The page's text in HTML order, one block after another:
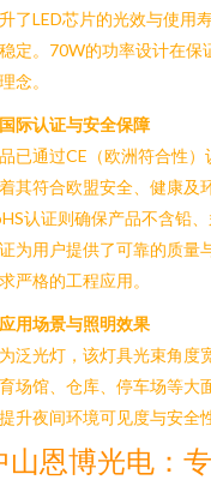
了LED芯片的光效与使用
定。70W的功率设计在保
念。
际认证与安全保障
已通过CE（欧洲符合性
其符合欧盟安全、健康及
认证则确保产品不含铅
为用户提供了可靠的质量
严格的工程应用。
用场景与照明效果
泛光灯，该灯具光束角度
场馆、仓库、停车场等大
升夜间环境可见度与安全
山恩博光电：